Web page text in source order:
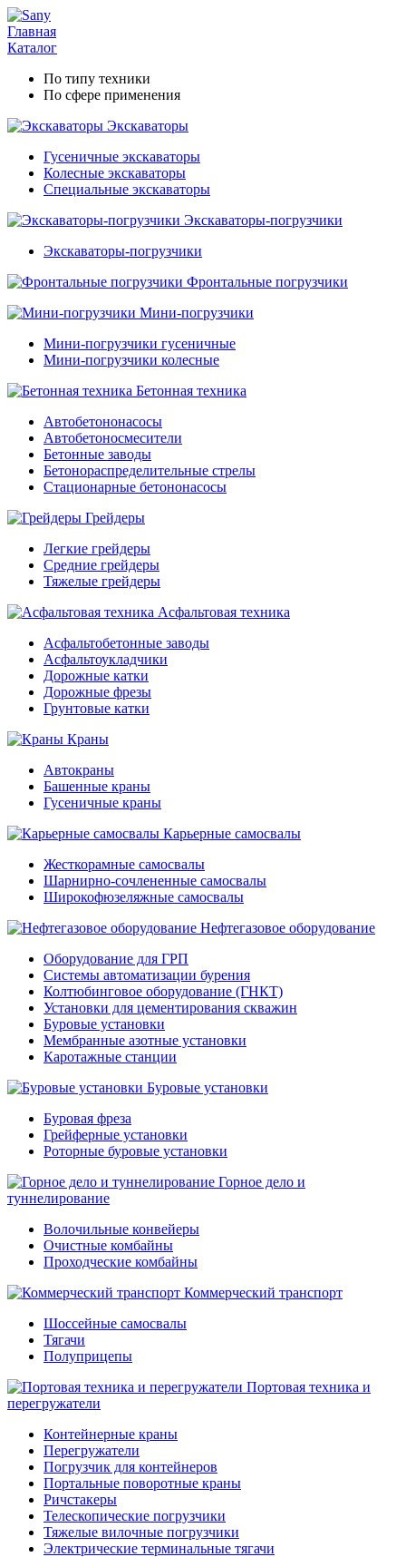
Главная
Каталог
По типу техники
По сфере применения
Экскаваторы
Гусеничные экскаваторы
Колесные экскаваторы
Специальные экскаваторы
Экскаваторы-погрузчики
Экскаваторы-погрузчики
Фронтальные погрузчики
Мини-погрузчики
Мини-погрузчики гусеничные
Мини-погрузчики колесные
Бетонная техника
Автобетононасосы
Автобетоносмесители
Бетонные заводы
Бетонораспределительные стрелы
Стационарные бетононасосы
Грейдеры
Легкие грейдеры
Средние грейдеры
Тяжелые грейдеры
Асфальтовая техника
Асфальтобетонные заводы
Асфальтоукладчики
Дорожные катки
Дорожные фрезы
Грунтовые катки
Краны
Автокраны
Башенные краны
Гусеничные краны
Карьерные самосвалы
Жесткорамные самосвалы
Шарнирно-сочлененные самосвалы
Широкофюзеляжные самосвалы
Нефтегазовое оборудование
Оборудование для ГРП
Системы автоматизации бурения
Колтюбинговое оборудование (ГНКТ)
Установки для цементирования скважин
Буровые установки
Мембранные азотные установки
Каротажные станции
Буровые установки
Буровая фреза
Грейферные установки
Роторные буровые установки
Горное дело и
туннелирование
Волочильные конвейеры
Очистные комбайны
Проходческие комбайны
Коммерческий транспорт
Шоссейные самосвалы
Тягачи
Полуприцепы
Портовая техника и
перегружатели
Контейнерные краны
Перегружатели
Погрузчик для контейнеров
Портальные поворотные краны
Ричстакеры
Телескопические погрузчики
Тяжелые вилочные погрузчики
Электрические терминальные тягачи